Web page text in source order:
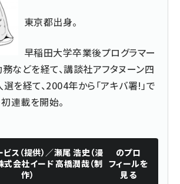
東京都出身。
早稲田大学卒業後プログラマー
などを経て、講談社アフタヌーン四
を経て、2004年から「アキバ署!」で
連載を開始。
ス（提供）／瀬尾 浩史（漫
式会社イード 高橋潤哉（制
作）
のプロ
フィールを
見る